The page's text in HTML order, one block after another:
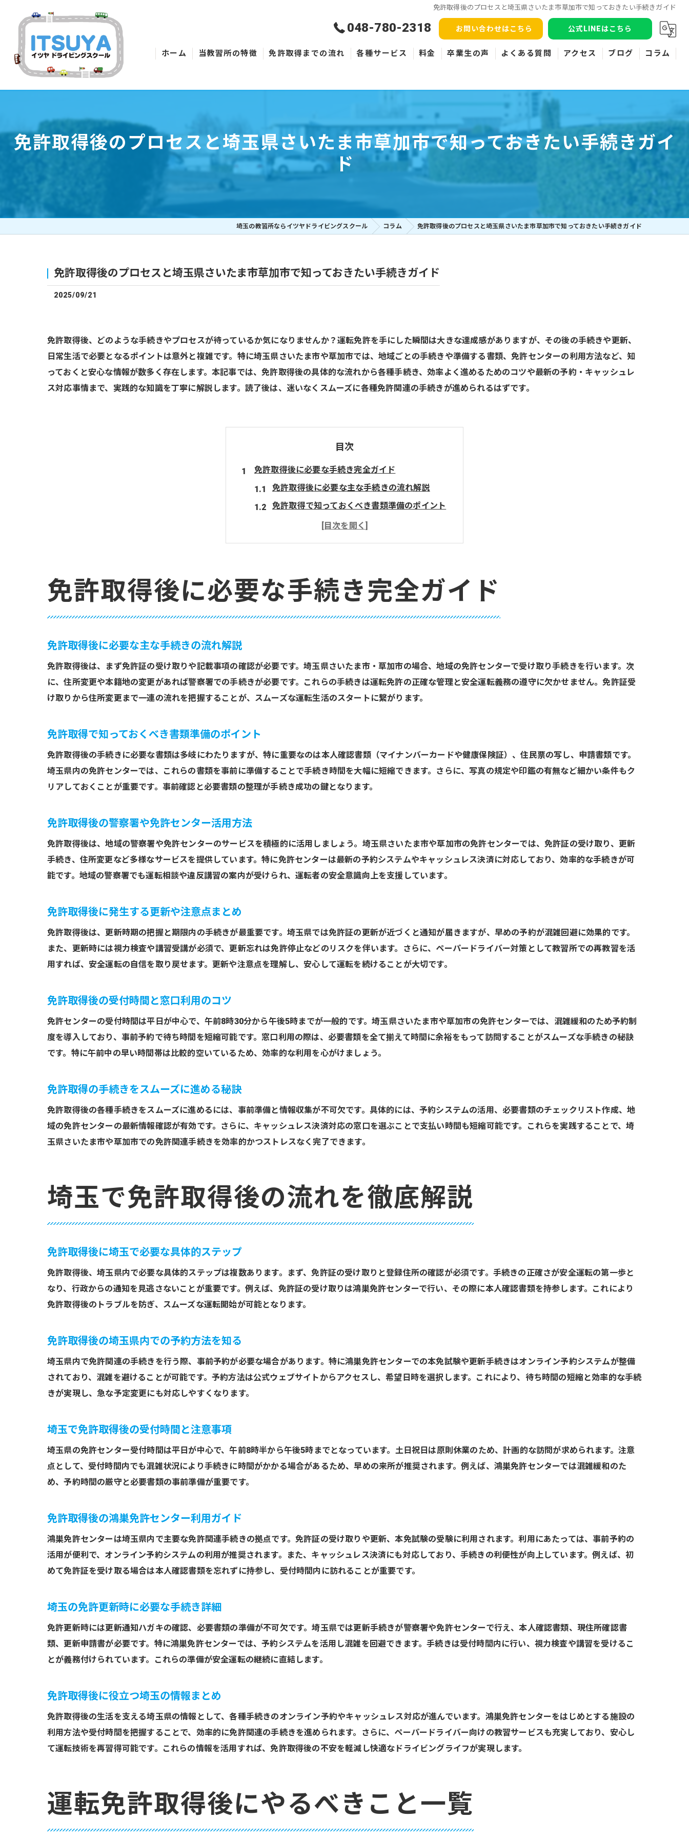
免許取得後のプロセスと埼玉県さいたま市草加市で知っておきたい手続きガイド
048-780-2318 お問い合わせはこちら 公式LINEはこちら
ホーム 当教習所の特徴 免許取得までの流れ 各種サービス
ペーパードライバー
料金 卒業生の声 よくある質問 アクセス ブログ コラム
免許取得後のプロセスと埼玉県さいたま市草加市で知っておきたい手続きガイ
ド
埼玉の教習所ならイツヤドライビングスクール コラム 免許取得後のプロセスと埼玉県さいたま市草加市で知っておきたい手続きガイド
免許取得後のプロセスと埼玉県さいたま市草加市で知っておきたい手続きガイド
2025/09/21
免許取得後、どのような手続きやプロセスが待っているか気になりませんか？運転免許を手にした瞬間は大きな達成感がありますが、その後の手続きや更新、
日常生活で必要となるポイントは意外と複雑です。特に埼玉県さいたま市や草加市では、地域ごとの手続きや準備する書類、免許センターの利用方法など、知
っておくと安心な情報が数多く存在します。本記事では、免許取得後の具体的な流れから各種手続き、効率よく進めるためのコツや最新の予約・キャッシュレ
ス対応事情まで、実践的な知識を丁寧に解説します。読了後は、迷いなくスムーズに各種免許関連の手続きが進められるはずです。
目次
免許取得後に必要な手続き完全ガイド
免許取得後に必要な主な手続きの流れ解説
免許取得で知っておくべき書類準備のポイント
免許取得後の警察署や免許センター活用方法
免許取得後に発生する更新や注意点まとめ
免許取得の手続きをスムーズに進める秘訣
埼玉で免許取得後の流れを徹底解説
免許取得後に埼玉で必要な具体的ステップ
免許取得後の鴻巣免許センター利用ガイド
埼玉の免許更新時に必要な手続き詳細
免許取得後に役立つ埼玉の情報まとめ
免許取得後の必要書類と準備リスト
免許取得後に知っておきたい更新手順
免許取得後の予約や受付のポイント
効率的に進める免許取得後のポイント
免許取得後の手続きを効率化するコツ
免許取得後のオンライン予約活用法
免許取得後の受付時間に合わせた計画術
免許取得後の手続きミスを防ぐ注意点
免許取得後の更新受付時間と流れを把握
免許取得後に知りたい更新時の注意点
免許取得後のキャッシュレス更新の基礎知識
免許取得後のキャッシュレス最新情報まとめ
免許取得後のキャッシュレス体験談と利便性
オンライン予約でスムーズな免許手続き
免許取得後に便利な予約システムの特徴
免許取得後のオンライン予約時の注意点
免許取得後の書類準備で注意すべき点
免許取得後の書類管理と保管のポイント
免許取得後に必要な手続き完全ガイド
免許取得後に必要な主な手続きの流れ解説
免許取得後は、まず免許証の受け取りや記載事項の確認が必要です。埼玉県さいたま市・草加市の場合、地域の免許センターで受け取り手続きを行います。次
に、住所変更や本籍地の変更があれば警察署での手続きが必要です。これらの手続きは運転免許の正確な管理と安全運転義務の遵守に欠かせません。免許証受
け取りから住所変更まで一連の流れを把握することが、スムーズな運転生活のスタートに繋がります。
免許取得で知っておくべき書類準備のポイント
免許取得後の手続きに必要な書類は多岐にわたりますが、特に重要なのは本人確認書類（マイナンバーカードや健康保険証）、住民票の写し、申請書類です。
埼玉県内の免許センターでは、これらの書類を事前に準備することで手続き時間を大幅に短縮できます。さらに、写真の規定や印鑑の有無など細かい条件もク
リアしておくことが重要です。事前確認と必要書類の整理が手続き成功の鍵となります。
免許取得後の警察署や免許センター活用方法
免許取得後は、地域の警察署や免許センターのサービスを積極的に活用しましょう。埼玉県さいたま市や草加市の免許センターでは、免許証の受け取り、更新
手続き、住所変更など多様なサービスを提供しています。特に免許センターは最新の予約システムやキャッシュレス決済に対応しており、効率的な手続きが可
能です。地域の警察署でも運転相談や違反講習の案内が受けられ、運転者の安全意識向上を支援しています。
免許取得後に発生する更新や注意点まとめ
免許取得後は、更新時期の把握と期限内の手続きが最重要です。埼玉県では免許証の更新が近づくと通知が届きますが、早めの予約が混雑回避に効果的です。
また、更新時には視力検査や講習受講が必須で、更新忘れは免許停止などのリスクを伴います。さらに、ペーパードライバー対策として教習所での再教習を活
用すれば、安全運転の自信を取り戻せます。更新や注意点を理解し、安心して運転を続けることが大切です。
免許取得後の受付時間と窓口利用のコツ
免許センターの受付時間は平日が中心で、午前8時30分から午後5時までが一般的です。埼玉県さいたま市や草加市の免許センターでは、混雑緩和のため予約制
度を導入しており、事前予約で待ち時間を短縮可能です。窓口利用の際は、必要書類を全て揃えて時間に余裕をもって訪問することがスムーズな手続きの秘訣
です。特に午前中の早い時間帯は比較的空いているため、効率的な利用を心がけましょう。
免許取得の手続きをスムーズに進める秘訣
免許取得後の各種手続きをスムーズに進めるには、事前準備と情報収集が不可欠です。具体的には、予約システムの活用、必要書類のチェックリスト作成、地
域の免許センターの最新情報確認が有効です。さらに、キャッシュレス決済対応の窓口を選ぶことで支払い時間も短縮可能です。これらを実践することで、埼
玉県さいたま市や草加市での免許関連手続きを効率的かつストレスなく完了できます。
埼玉で免許取得後の流れを徹底解説
免許取得後に埼玉で必要な具体的ステップ
免許取得後、埼玉県内で必要な具体的ステップは複数あります。まず、免許証の受け取りと登録住所の確認が必須です。手続きの正確さが安全運転の第一歩と
なり、行政からの通知を見逃さないことが重要です。例えば、免許証の受け取りは鴻巣免許センターで行い、その際に本人確認書類を持参します。これにより
免許取得後のトラブルを防ぎ、スムーズな運転開始が可能となります。
免許取得後の埼玉県内での予約方法を知る
埼玉県内で免許関連の手続きを行う際、事前予約が必要な場合があります。特に鴻巣免許センターでの本免試験や更新手続きはオンライン予約システムが整備
されており、混雑を避けることが可能です。予約方法は公式ウェブサイトからアクセスし、希望日時を選択します。これにより、待ち時間の短縮と効率的な手続
きが実現し、急な予定変更にも対応しやすくなります。
埼玉で免許取得後の受付時間と注意事項
埼玉県の免許センター受付時間は平日が中心で、午前8時半から午後5時までとなっています。土日祝日は原則休業のため、計画的な訪問が求められます。注意
点として、受付時間内でも混雑状況により手続きに時間がかかる場合があるため、早めの来所が推奨されます。例えば、鴻巣免許センターでは混雑緩和のた
め、予約時間の厳守と必要書類の事前準備が重要です。
免許取得後の鴻巣免許センター利用ガイド
鴻巣免許センターは埼玉県内で主要な免許関連手続きの拠点です。免許証の受け取りや更新、本免試験の受験に利用されます。利用にあたっては、事前予約の
活用が便利で、オンライン予約システムの利用が推奨されます。また、キャッシュレス決済にも対応しており、手続きの利便性が向上しています。例えば、初
めて免許証を受け取る場合は本人確認書類を忘れずに持参し、受付時間内に訪れることが重要です。
埼玉の免許更新時に必要な手続き詳細
免許更新時には更新通知ハガキの確認、必要書類の準備が不可欠です。埼玉県では更新手続きが警察署や免許センターで行え、本人確認書類、現住所確認書
類、更新申請書が必要です。特に鴻巣免許センターでは、予約システムを活用し混雑を回避できます。手続きは受付時間内に行い、視力検査や講習を受けるこ
とが義務付けられています。これらの準備が安全運転の継続に直結します。
免許取得後に役立つ埼玉の情報まとめ
免許取得後の生活を支える埼玉県の情報として、各種手続きのオンライン予約やキャッシュレス対応が進んでいます。鴻巣免許センターをはじめとする施設の
利用方法や受付時間を把握することで、効率的に免許関連の手続きを進められます。さらに、ペーパードライバー向けの教習サービスも充実しており、安心し
て運転技術を再習得可能です。これらの情報を活用すれば、免許取得後の不安を軽減し快適なドライビングライフが実現します。
運転免許取得後にやるべきこと一覧